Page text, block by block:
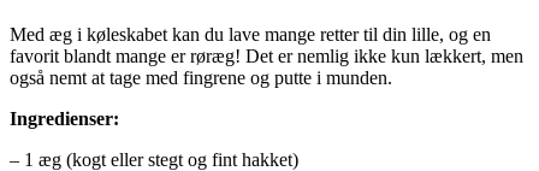
Med æg i køleskabet kan du lave mange retter til din lille, og en
favorit blandt mange er røræg! Det er nemlig ikke kun lækkert, men
også nemt at tage med fingrene og putte i munden.
Ingredienser:
– 1 æg (kogt eller stegt og fint hakket)